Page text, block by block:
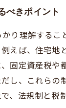
べきポイント
り理解する
えば、住宅
固定資産税
し、これら
、法規制と